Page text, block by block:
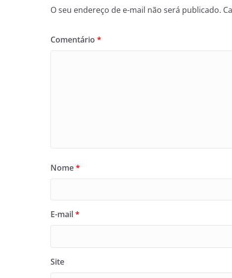
O seu endereço de e-mail não será publicado.
Comentário *
Nome*
E-mail*
Site